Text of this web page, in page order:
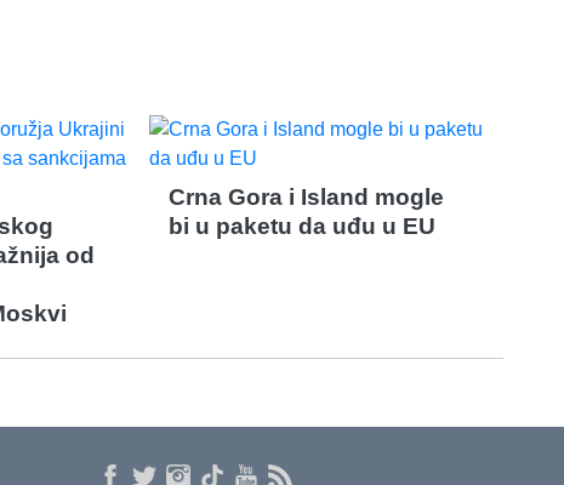
od
Crna Gora i Island mogle
bi u paketu da uđu u EU